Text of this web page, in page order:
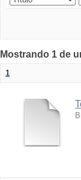
Mostrando 1 de
1